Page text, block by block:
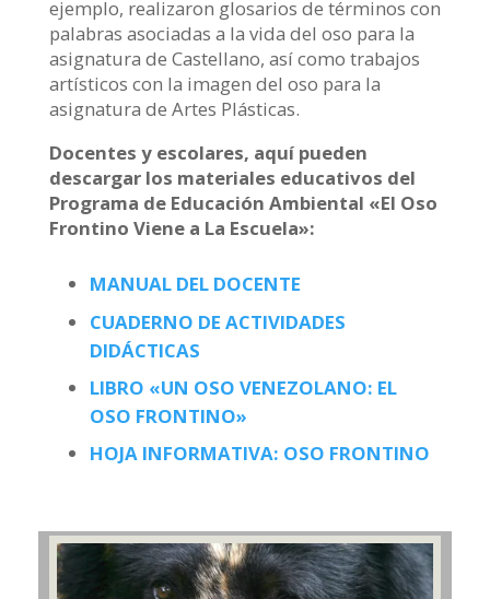
ejemplo, realizaron glosarios de términos con
palabras asociadas a la vida del oso para la
asignatura de Castellano, así como trabajos
artísticos con la imagen del oso para la
asignatura de Artes Plásticas.
Docentes y escolares, aquí pueden
descargar los materiales educativos del
Programa de Educación Ambiental «El Oso
Frontino Viene a La Escuela»:
MANUAL DEL DOCENTE
CUADERNO DE ACTIVIDADES
DIDÁCTICAS
LIBRO «UN OSO VENEZOLANO: EL
OSO FRONTINO»
HOJA INFORMATIVA: OSO FRONTINO